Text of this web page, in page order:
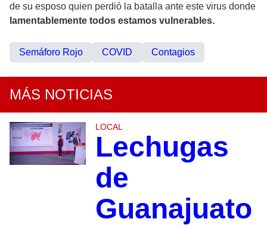
de su esposo quien perdió la batalla ante este virus donde
lamentablemente todos estamos vulnerables.
Semáforo Rojo COVID Contagios
MÁS NOTICIAS
LOCAL
Lechugas
de
Guanajuato